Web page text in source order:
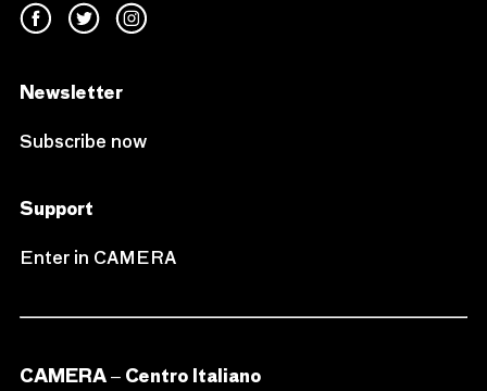
Newsletter
Subscribe now
Support
Enter in CAMERA
CAMERA – Centro Italiano